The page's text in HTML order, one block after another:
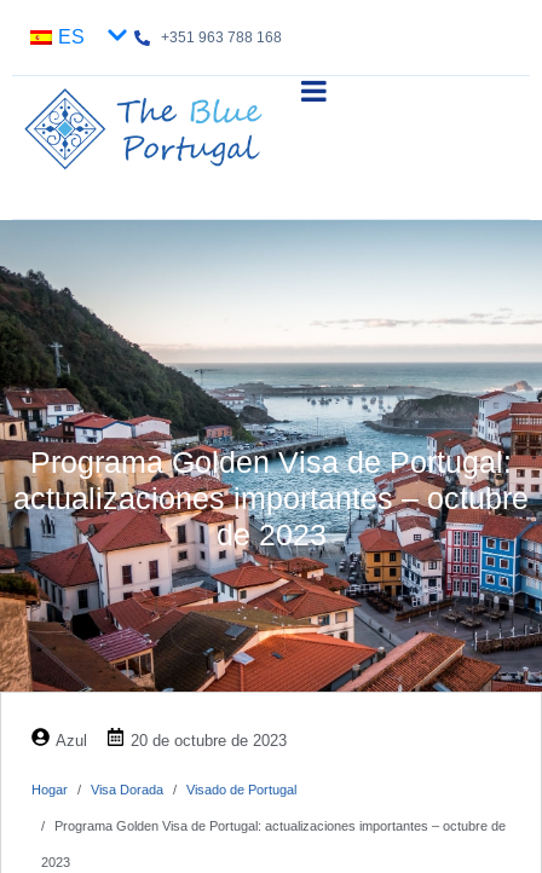
ES +351 963 788 168
Programa Golden Visa de Portugal:
actualizaciones importantes – octubre
de 2023
Azul 20 de octubre de 2023
Hogar Visa Dorada Visado de Portugal
Programa Golden Visa de Portugal: actualizaciones importantes – octubre de
2023